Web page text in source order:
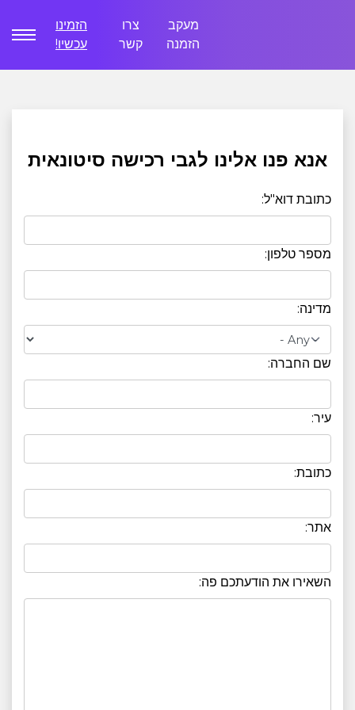
מעקב
הזמנה
צרו
קשר
הזמינו
עכשיו!
אנא פנו אלינו לגבי רכישה סיטונאית
כתובת דוא"ל:
מספר טלפון:
מדינה:
שם החברה:
עיר:
כתובת:
אתר:
השאירו את הודעתכם פה: